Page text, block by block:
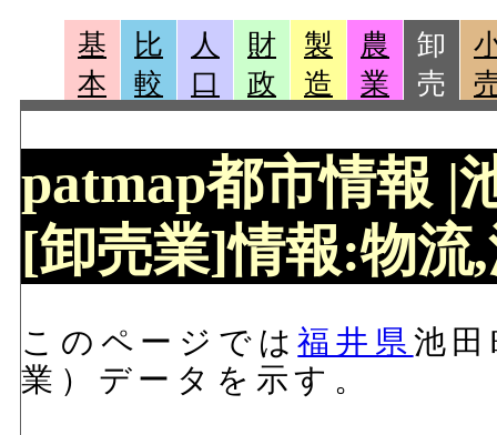
基
本
比
較
人
口
財
政
製
造
農
業
卸
売
patmap都市情報 |
[卸売業]情報:物流
このページでは福井県 池
業）データを示す。